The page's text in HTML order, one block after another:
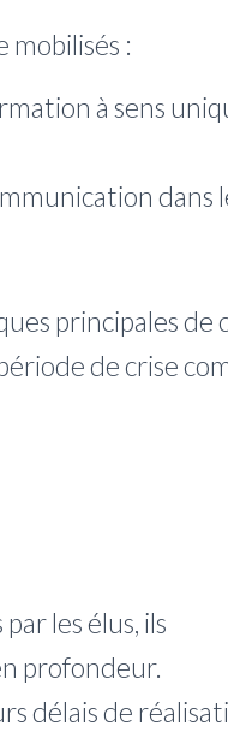
:
à sens
dans
principales de
de crise
les élus, ils
profondeur.
délais de